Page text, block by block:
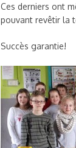
Ces derniers ont
pouvant revêtir la
Succès garantie!